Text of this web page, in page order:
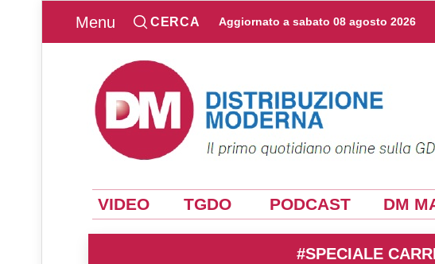
Menu CERCA Aggiornato a sabato 08 agosto 2026
VIDEO TGDO PODCAST DM
#SPECIALE